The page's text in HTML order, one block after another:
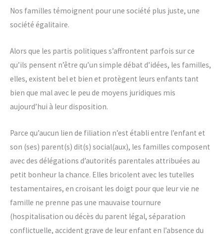
Nos familles témoignent pour une société plus juste, une
société égalitaire.
Alors que les partis politiques s’affrontent parfois sur ce
qu’ils pensent n’être qu’un simple débat d’idées, les familles,
elles, existent bel et bien et protègent leurs enfants tant
bien que mal avec le peu de moyens juridiques mis
aujourd’hui à leur disposition.
Parce qu’aucun lien de filiation n’est établi entre l’enfant et
son (ses) parent(s) dit(s) social(aux), les familles composent
avec des délégations d’autorités parentales attribuées au
petit bonheur la chance. Elles bricolent avec les tutelles
testamentaires, en croisant les doigt pour que leur vie ne
famille ne prenne pas une mauvaise tournure
(hospitalisation ou décès du parent légal, séparation
conflictuelle, accident grave de leur enfant en l’absence du